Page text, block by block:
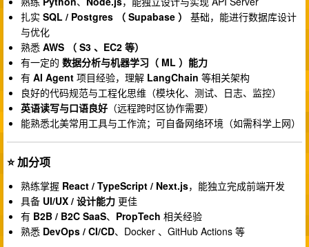
扎实 SQL / Postgres （ Supabase ）
基础，能进行数据库设计
与优化
熟悉 AWS （ S3 、EC2 等）
有一定的 数据分析与机器学习（ ML ）能力
有 AI Agent 项目经验，理解 LangChain 等相关架构
良好的代码规范与工程化思维（模块化、测试、日志、监控）
英语读写与口语良好 （远程跨时区协作需要）
能熟悉北美常用工具与工作流；可自备网络环境（如需科学上网）
⭐ 加分项
熟练掌握 React / TypeScript / Next.js，能独立完成前端开发
具备 UI/UX / 设计能力 更佳
有 B2B / B2C SaaS、 PropTech 相关经验
熟悉 DevOps / CI/CD、Docker 、GitHub Actions 等